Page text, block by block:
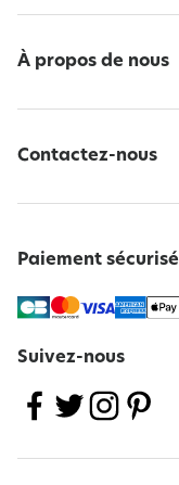
À propos de nous
Contactez-nous
Paiement sécurisé
Suivez-nous